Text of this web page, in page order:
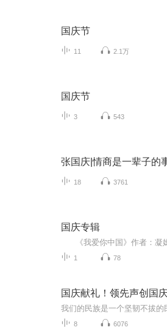
国庆节
11 2.1万
国庆节
3 543
张国庆|情商是一辈子的
18 3761
国庆专辑
1 78
国庆献礼！领先声创国
8 6076